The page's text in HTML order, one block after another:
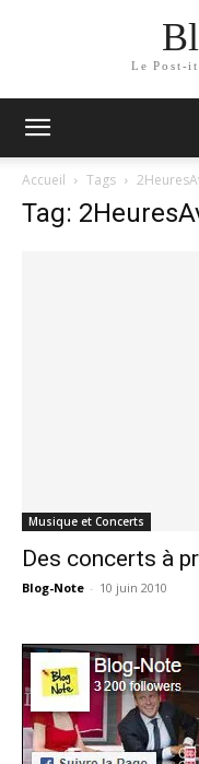
Le Post-
Accueil Tags
Tag:
Musique et Concerts
Des concerts à
Blog-Note - 10 juin 2010